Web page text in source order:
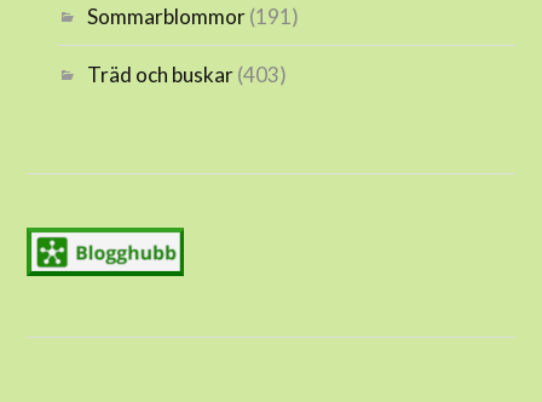
Sommarblommor(191)
Träd och buskar(403)